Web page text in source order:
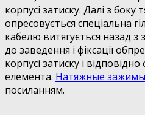
корпусі затиску. Далі з боку
опресовується спеціальна
кабелю витягується назад
до заведення і фіксації
корпусі затиску і
елемента. Натяжные
посиланням.